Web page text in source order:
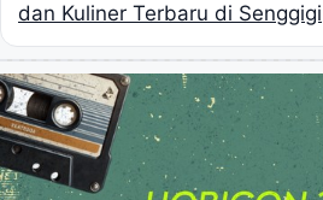
dan Kuliner Terbaru di Senggigi